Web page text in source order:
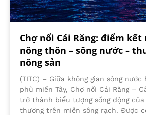
Chợ nổi Cái Răng: điểm
nông thôn – sông nước –
nông sản
(TITC) – Giữa không gian sông
phủ miền Tây, Chợ nổi Cái Răng –
trở thành biểu tượng sống động của
thương trên miền sông rạch. Được